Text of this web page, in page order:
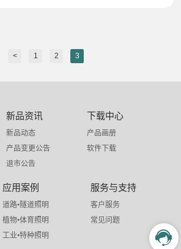
< 1 2 3
新品资讯
新品动态
产品变更公告
退市公告
下载中心
产品画册
软件下载
应用案例
道路•隧道照明
植物•体育照明
工业•特种照明
服务与支持
客户服务
常见问题